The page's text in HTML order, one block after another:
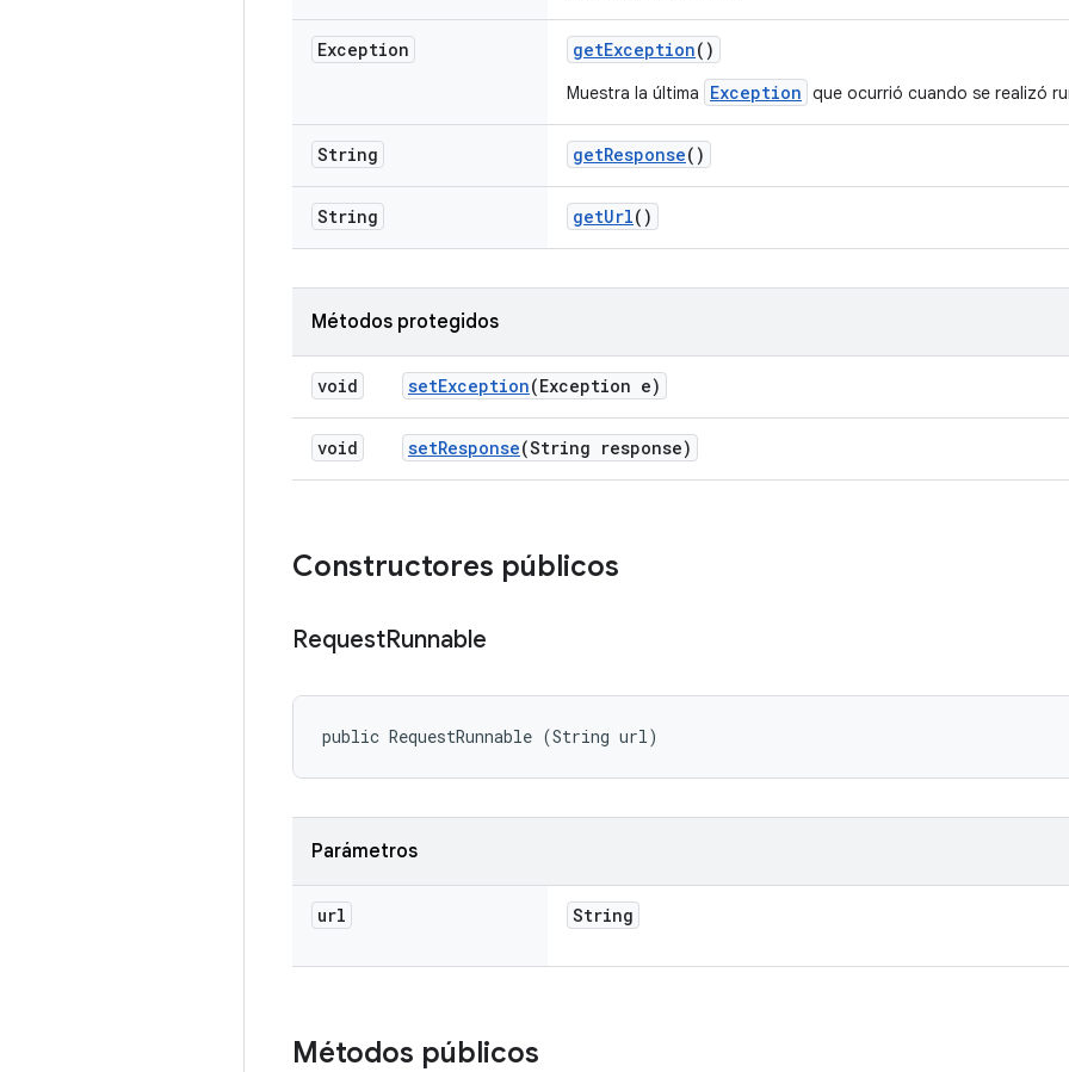
Exception getException()
Muestra la última Exception que ocurrió cuando se realizó
String getResponse()
String getUrl()
Métodos protegidos
void setException(Exception e)
void setResponse(String response)
Constructores públicos
RequestRunnable
public RequestRunnable (String url)
Parámetros
url String
Métodos públicos